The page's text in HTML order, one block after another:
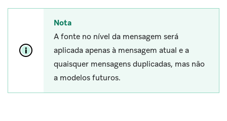
Nota
A fonte no nível da mensagem será
aplicada apenas à mensagem atual e a
quaisquer mensagens duplicadas, mas não
a modelos futuros.